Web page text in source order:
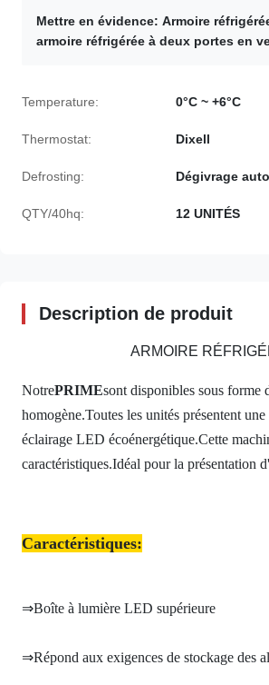
Mettre en évidence: Armoire
armoire réfrigérée à deux portes en
Temperature: 0°C ~ +6°C
Thermostat: Dixell
Defrosting: Dégivrage
QTY/40hq: 12 UNITÉS
Description de produit
ARMOIRE
NotrePRIMEsont disponibles sous forme
homogène.Toutes les unités présentent
éclairage LED écoénergétique.Cette
caractéristiques.Idéal pour la présentation
Caractéristiques:
⇒Boîte à lumière LED supérieure
⇒Répond aux exigences de stockage des